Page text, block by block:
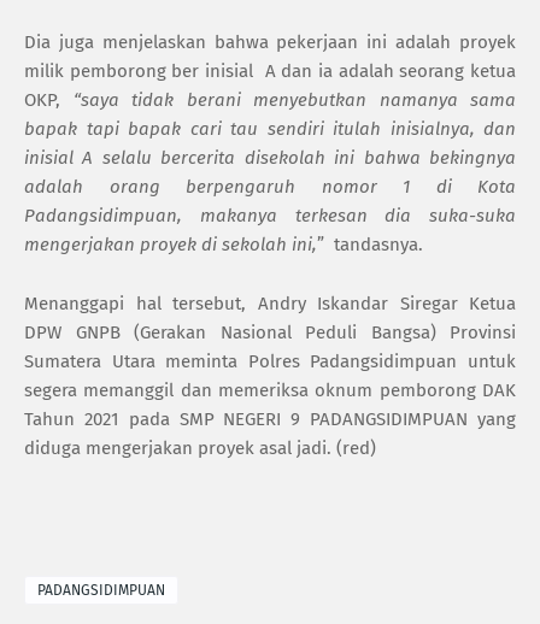
Dia juga menjelaskan bahwa pekerjaan ini adalah proyek
milik pemborong ber inisial A dan ia adalah seorang ketua
OKP, “saya tidak berani menyebutkan namanya sama
bapak tapi bapak cari tau sendiri itulah inisialnya, dan
inisial A selalu bercerita disekolah ini bahwa bekingnya
adalah orang berpengaruh nomor 1 di Kota
Padangsidimpuan, makanya terkesan dia suka-suka
mengerjakan proyek di sekolah ini,” tandasnya.
Menanggapi hal tersebut, Andry Iskandar Siregar Ketua
DPW GNPB (Gerakan Nasional Peduli Bangsa) Provinsi
Sumatera Utara meminta Polres Padangsidimpuan untuk
segera memanggil dan memeriksa oknum pemborong DAK
Tahun 2021 pada SMP NEGERI 9 PADANGSIDIMPUAN yang
diduga mengerjakan proyek asal jadi. (red)
PADANGSIDIMPUAN